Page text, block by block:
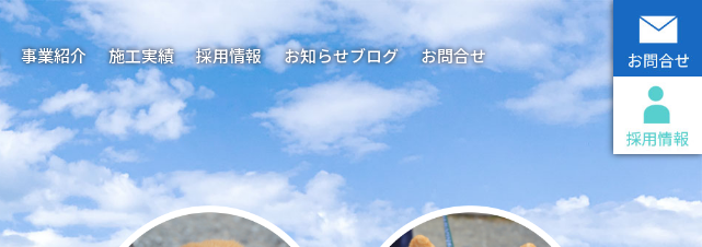
事業紹介 施工実績 採用情報 お知らせブログ お問合せ